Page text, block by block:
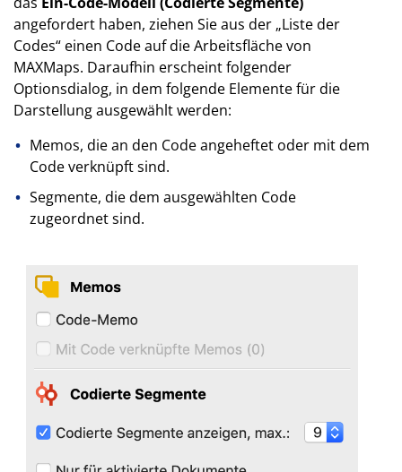
angefordert haben, ziehen Sie aus der „Liste der
Codes“ einen Code auf die Arbeitsfläche von
MAXMaps. Daraufhin erscheint folgender
Optionsdialog, in dem folgende Elemente für die
Darstellung ausgewählt werden:
Memos, die an den Code angeheftet oder mit dem
Code verknüpft sind.
Segmente, die dem ausgewählten Code
zugeordnet sind.